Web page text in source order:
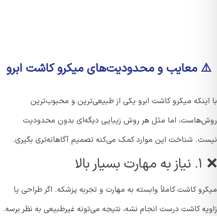
معایب و محدودیت‌های میکرو کاشت ابرو
میکرو کاشت ابرو یکی از طبیعی‌ترین و محبوب‌ترین
اما مثل هر روش زیبایی دیگه‌ای بدون محدودیت
شناخت این موارد کمک می‌کنه تصمیم آگاهانه‌تری بگیری.
بالا
کاشت کاملاً وابسته به مهارت و تجربه پزشکه. اگر طراحی یا
کاشت درست انجام نشه، نتیجه می‌تونه غیرطبیعی به نظر برسه.